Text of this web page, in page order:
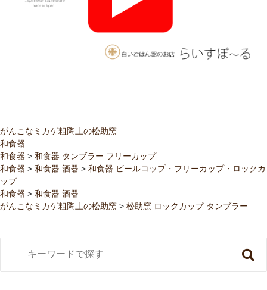
がんこなミカゲ粗陶土の松助窯
和食器
和食器 > 和食器 タンブラー フリーカップ
和食器 > 和食器 酒器 > 和食器 ビールコップ・フリーカップ・ロックカ
ップ
和食器 > 和食器 酒器
がんこなミカゲ粗陶土の松助窯 > 松助窯 ロックカップ タンブラー